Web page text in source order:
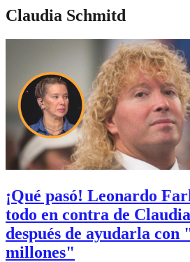
Claudia Schmitd
¡Qué pasó! Leonardo
todo en contra de
después de ayudarla con
millones"